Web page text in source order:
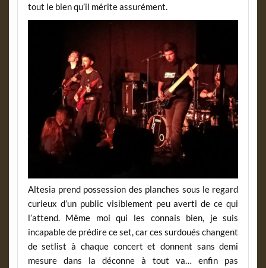
tout le bien qu’il mérite assurément.
Altesia prend possession des planches sous le regard
curieux d’un public visiblement peu averti de ce qui
l’attend. Même moi qui les connais bien, je suis
incapable de prédire ce set, car ces surdoués changent
de setlist à chaque concert et donnent sans demi
mesure dans la déconne à tout va… enfin pas